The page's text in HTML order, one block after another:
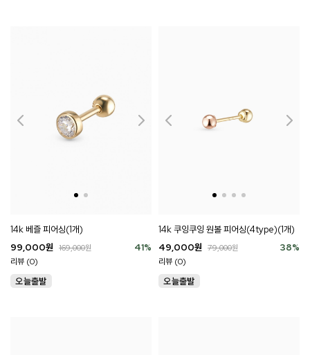
14k 베즐 피어싱(1개)
41%
99,000원 169,000원
리뷰 (0)
14k 쿠잉쿠잉 원볼 피어싱(4type)(1개)
38%
49,000원 79,000원
리뷰 (0)